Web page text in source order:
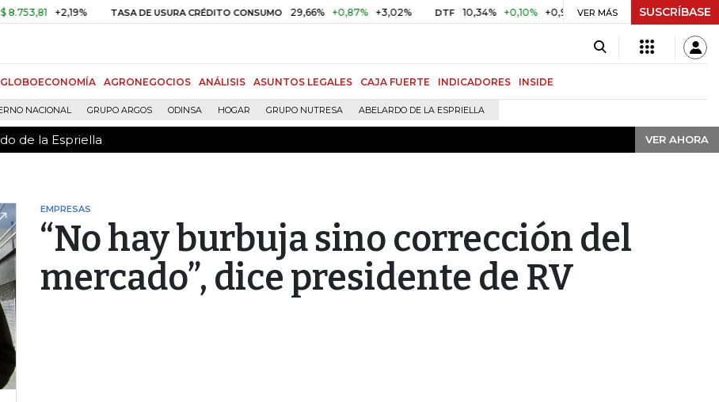
+2,19% TASA DE USURA CRÉDITO CONSUMO 29,66% +0,87% +3,02% DTF 10,34% +0,10% +0,98% UVR $ 416,91 +$ 0,05 +0,01%
VER MÁS SUSCRÍBASE
GLOBOECONOMÍA AGRONEGOCIOS ANÁLISIS ASUNTOS LEGALES CAJA FUERTE INDICADORES INSIDE
NACIONAL GRUPO ARGOS ODINSA HOGAR GRUPO NUTRESA ABELARDO DE LA ESPRIELLA
de la Espriella VER AHORA
de la Espriella VER AHORA
EMPRESAS
“No hay burbuja sino corrección del
mercado”, dice presidente de RV